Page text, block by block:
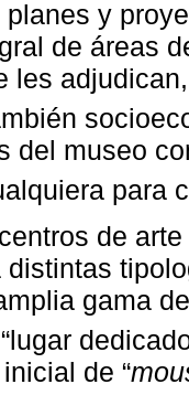
y
de áreas
les
del museo
para
de
distintas
gama
de “